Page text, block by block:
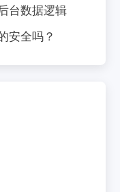
台数据逻辑
安全吗？